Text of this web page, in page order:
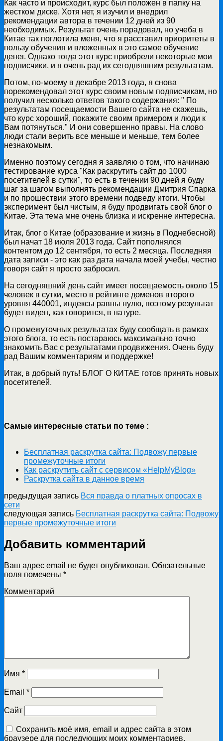
Как часто и происходит, курс был положен в папку на
жестком диске. Хотя нет, я изучил и внедрил
рекомендации автора в течении 12 дней из 90
необходимых. Результат очень порадовал, но учеба в
Китае так поглотила меня, что я расставил приоритеты в
пользу обучения и вложенных в это самое обучение
денег. Однако тогда этот курс приобрели некоторые мои
подписчики, и я очень рад их сегодняшним результатам.
Потом, по-моему в декабре 2013 года, я снова
порекомендовал этот курс своим новым подписчикам, но
получил несколько ответов такого содержания: " По
результатам посещаемости Вашего сайта не скажешь,
что курс хороший, покажите своим примером и люди к
Вам потянуться." И они совершенно правы. На слово
люди стали верить все меньше и меньше, тем более
незнакомым.
Именно поэтому сегодня я заявляю о том, что начинаю
тестирование курса "Как раскрутить сайт до 1000
посетителей в сутки", то есть в течении 90 дней я буду
шаг за шагом выполнять рекомендации Дмитрия Спарка
и по прошествии этого времени подведу итоги. Чтобы
эксперимент был чистым, я буду продвигать свой блог о
Китае. Эта тема мне очень близка и искренне интересна.
Итак, блог о Китае (образование и жизнь в Поднебесной)
был начат 18 июля 2013 года. Сайт пополнялся
контентом до 12 сентября, то есть 2 месяца. Последняя
дата записи - это как раз дата начала моей учебы, честно
говоря сайт я просто забросил.
На сегодняшний день сайт имеет посещаемость около 15
человек в сутки, место в рейтинге доменов второго
уровня 440001, индексы равны нулю, поэтому результат
будет виден, как говорится, в натуре.
О промежуточных результатах буду сообщать в рамках
этого блога, то есть постараюсь максимально точно
знакомить Вас с результатами продвижения. Очень буду
рад Вашим комментариям и поддержке!
Итак, в добрый путь! БЛОГ О КИТАЕ готов принять новых
посетителей.
Самые интересные статьи по теме :
Бесплатная раскрутка сайта: Подвожу первые
промежуточные итоги
Как раскрутить сайт с сервисом «HelpMyBlog»
Раскрутка сайта в данное время
предыдущая запись Вся правда о платных опросах в
сети
следующая запись Бесплатная раскрутка сайта: Подвожу
первые промежуточные итоги
Добавить комментарий
Ваш адрес email не будет опубликован. Обязательные
поля помечены *
Комментарий
Имя *
Email *
Сайт
Сохранить моё имя, email и адрес сайта в этом
браузере для последующих моих комментариев.